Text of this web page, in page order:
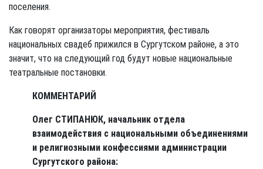
поселения.
Как говорят организаторы мероприятия, фестиваль
национальных свадеб прижился в Сургутском районе, а это
значит, что на следующий год будут новые национальные
театральные постановки.
КОММЕНТАРИЙ
Олег СТИПАНЮК, начальник отдела
взаимодействия с национальными объединениями
и религиозными конфессиями администрации
Сургутского района: